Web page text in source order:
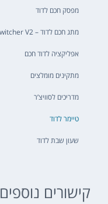
מפסק חכם לדוד
מתג חכם לדוד – Switcher V2
אפליקציה לדוד חכם
מתקינים מומלצים
מדריכים לסוויצ’ר
טיימר לדוד
שעון שבת לדוד
קישורים נוספים